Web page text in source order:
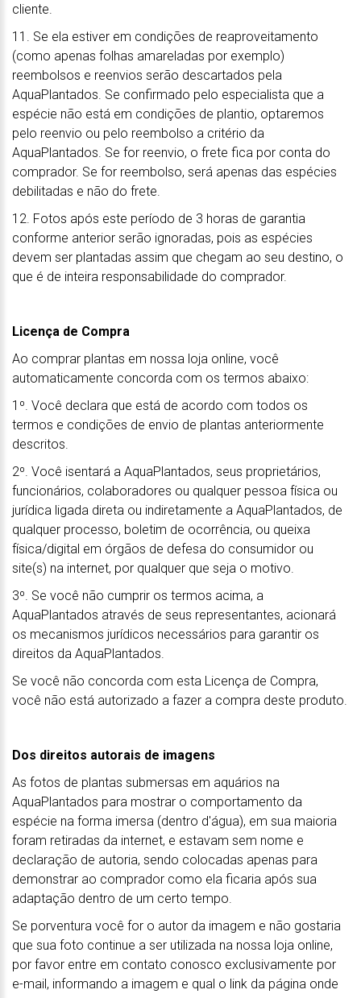
cliente.
11. Se ela estiver em condições de reaproveitamento
(como apenas folhas amareladas por exemplo)
reembolsos e reenvios serão descartados pela
AquaPlantados. Se confirmado pelo especialista que a
espécie não está em condições de plantio, optaremos
pelo reenvio ou pelo reembolso a critério da
AquaPlantados. Se for reenvio, o frete fica por conta do
comprador. Se for reembolso, será apenas das espécies
debilitadas e não do frete.
12. Fotos após este período de 3 horas de garantia
conforme anterior serão ignoradas, pois as espécies
devem ser plantadas assim que chegam ao seu destino, o
que é de inteira responsabilidade do comprador.
Licença de Compra
Ao comprar plantas em nossa loja online, você
automaticamente concorda com os termos abaixo:
1º. Você declara que está de acordo com todos os
termos e condições de envio de plantas anteriormente
descritos.
2º. Você isentará a AquaPlantados, seus proprietários,
funcionários, colaboradores ou qualquer pessoa física ou
jurídica ligada direta ou indiretamente a AquaPlantados, de
qualquer processo, boletim de ocorrência, ou queixa
física/digital em órgãos de defesa do consumidor ou
site(s) na internet, por qualquer que seja o motivo.
3º. Se você não cumprir os termos acima, a
AquaPlantados através de seus representantes, acionará
os mecanismos jurídicos necessários para garantir os
direitos da AquaPlantados.
Se você não concorda com esta Licença de Compra,
você não está autorizado a fazer a compra deste produto.
Dos direitos autorais de imagens
As fotos de plantas submersas em aquários na
AquaPlantados para mostrar o comportamento da
espécie na forma imersa (dentro d'água), em sua maioria
foram retiradas da internet, e estavam sem nome e
declaração de autoria, sendo colocadas apenas para
demonstrar ao comprador como ela ficaria após sua
adaptação dentro de um certo tempo.
Se porventura você for o autor da imagem e não gostaria
que sua foto continue a ser utilizada na nossa loja online,
por favor entre em contato conosco exclusivamente por
e-mail, informando a imagem e qual o link da página onde